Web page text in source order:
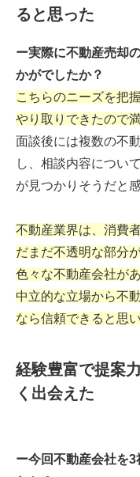
ると思った
ー実際に不動産売却
かがでしたか？
こちらのニーズを把
やり取りできたので
面談後には複数の不
し、相談内容につい
が見つかりそうだと
不動産業界は、消費
だまだ不透明な部分
色々な不動産会社が
中立的な立場から不
なら信頼できると思
経験豊富で提案
く出会えた
ー今回不動産会社を